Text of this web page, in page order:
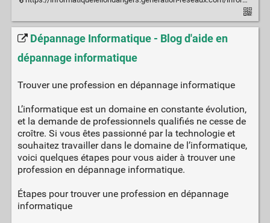
Dépannage Informatique - Blog d'aide en
dépannage informatique
Trouver une profession en dépannage informatique
L’informatique est un domaine en constante évolution,
et la demande de professionnels qualifiés ne cesse de
croître. Si vous êtes passionné par la technologie et
souhaitez travailler dans le domaine de l’informatique,
voici quelques étapes pour vous aider à trouver une
profession en dépannage informatique.
Étapes pour trouver une profession en dépannage
informatique